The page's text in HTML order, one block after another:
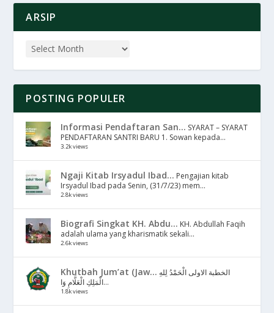
ARSIP
POSTING POPULER
Informasi Pendaftaran San... SYARAT – SYARAT
PENDAFTARAN SANTRI BARU 1. Sowan kepada...
3.2k views
Ngaji Kitab Irsyadul Ibad... Pengajian kitab
Irsyadul Ibad pada Senin, (31/7/23) mem...
2.8k views
Biografi Singkat KH. Abdu... KH. Abdullah Faqih
adalah ulama yang kharismatik sekali...
2.6k views
Khutbah Jum’at (Jaw... الخطبة الاولى الْحَمْدُ لِلهِ
الْمَلِكِ الْعَلَّامِ وَا...
1.8k views